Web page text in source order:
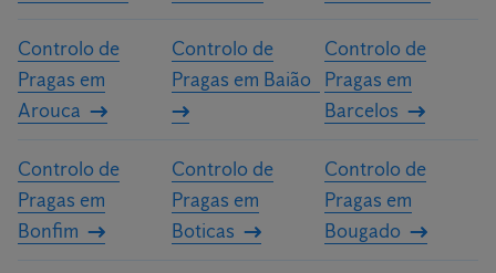
Controlo de
Pragas em
Arouca
Controlo de
Pragas em Baião
Controlo de
Pragas em
Barcelos
Controlo de
Pragas em
Bonfim
Controlo de
Pragas em
Boticas
Controlo de
Pragas em
Bougado